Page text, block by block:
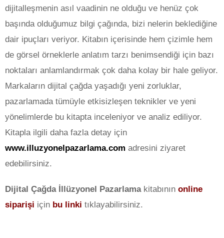
dijitalleşmenin asıl vaadinin ne olduğu ve henüz çok
başında olduğumuz bilgi çağında, bizi nelerin beklediğine
dair ipuçları veriyor. Kitabın içerisinde hem çizimle hem
de görsel örneklerle anlatım tarzı benimsendiği için bazı
noktaları anlamlandırmak çok daha kolay bir hale geliyor.
Markaların dijital çağda yaşadığı yeni zorluklar,
pazarlamada tümüyle etkisizleşen teknikler ve yeni
yönelimlerde bu kitapta inceleniyor ve analiz ediliyor.
Kitapla ilgili daha fazla detay için
www.illuzyonelpazarlama.com adresini ziyaret
edebilirsiniz.
Dijital Çağda İllüzyonel Pazarlamakitabının online
siparişi için bu linki tıklayabilirsiniz.